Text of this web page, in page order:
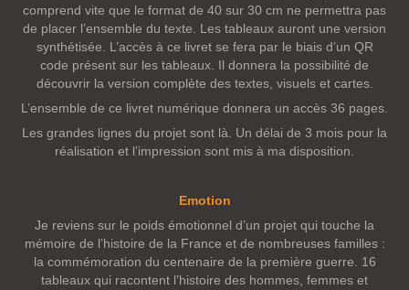
comprend vite que le format de 40 sur 30 cm ne permettra pas
de placer l’ensemble du texte. Les tableaux auront une version
synthétisée. L’accès à ce livret se fera par le biais d’un QR
code présent sur les tableaux. Il donnera la possibilité de
découvrir la version complète des textes, visuels et cartes.
L’ensemble de ce livret numérique donnera un accès 36 pages.
Les grandes lignes du projet sont là. Un délai de 3 mois pour la
réalisation et l’impression sont mis à ma disposition.
Emotion
Je reviens sur le poids émotionnel d’un projet qui touche la
mémoire de l’histoire de la France et de nombreuses familles :
la commémoration du centenaire de la première guerre. 16
tableaux qui racontent l’histoire des hommes, femmes et